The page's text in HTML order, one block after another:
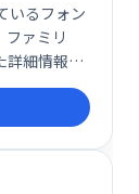
いるフォン
ファミリ
詳細情報を
知りたい時